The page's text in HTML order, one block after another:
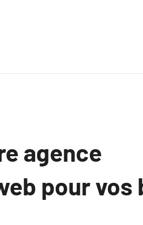
agence
pour vos